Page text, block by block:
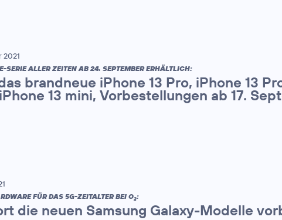
2021
SERIE ALLER ZEITEN AB 24. SEPTEMBER ERHÄLTLICH:
brandneue iPhone 13 Pro, iPhone 13
13 mini, Vorbestellungen ab 17.
FÜR DAS 5G-ZEITALTER BEI O2:
die neuen Samsung Galaxy-Modelle